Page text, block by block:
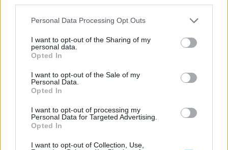
Please note that this website/app uses one or more Google
not limited to your visit or usage behaviour. You may click to
grant or deny consent to Google and its third-party tags to
use your data for below specified purposes in below Google
consent section.
Personal Data Processing Opt Outs
I want to opt-out of the Sharing of my
personal data.
Opted In
I want to opt-out of the Sale of my
Personal Data.
Opted In
I want to opt-out of processing my
Personal Data for Targeted Advertising.
Opted In
I want to opt-out of Collection, Use,
Az emberiség nevében - Új évszázad
a Star Trekben
Ilyen volt újranézni Az új nemzedék pilot
Dave // urszekerek.hu•2021. április 29.
„Még mindig csodálom méretét és modernségét”